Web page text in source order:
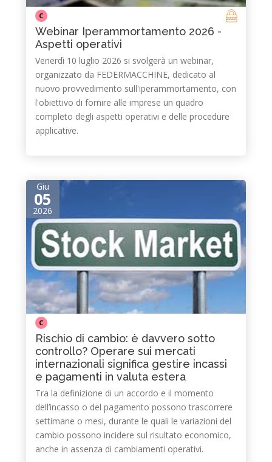
C
Webinar Iperammortamento 2026 -
Aspetti operativi
Venerdì 10 luglio 2026 si svolgerà un webinar,
organizzato da FEDERMACCHINE, dedicato al
nuovo provvedimento sull'iperammortamento, con
l'obiettivo di fornire alle imprese un quadro
completo degli aspetti operativi e delle procedure
applicative.
Giu
05
2026
C
Rischio di cambio: è davvero sotto
controllo? Operare sui mercati
internazionali significa gestire incassi
e pagamenti in valuta estera
Tra la definizione di un accordo e il momento
dell’incasso o del pagamento possono trascorrere
settimane o mesi, durante le quali le variazioni del
cambio possono incidere sul risultato economico,
anche in assenza di cambiamenti operativi.